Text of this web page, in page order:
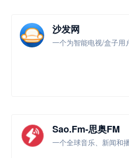
沙发网
一个为智能电视/盒子用
Sao.Fm-思奥FM
一个全球音乐、新闻和